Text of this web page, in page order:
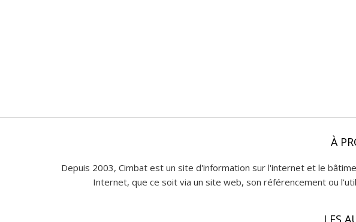
À
Depuis 2003, Cimbat est un site d'information sur l'internet et le
Internet, que ce soit via un site web, son référencement ou
LES